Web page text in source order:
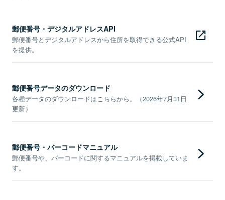
郵便番号・デジタルアドレスAPI
郵便番号とデジタルアドレスから住所を取得できる公式API
を提供。
郵便番号データのダウンロード
各種データのダウンロードはこちらから。（2026年7月31日
更新）
郵便番号・バーコードマニュアル
郵便番号や、バーコードに関するマニュアルを掲載していま
す。